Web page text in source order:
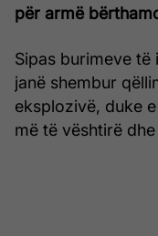
për armë
Sipas burimeve të
janë shembur
eksplozivë, duke
më të vështirë